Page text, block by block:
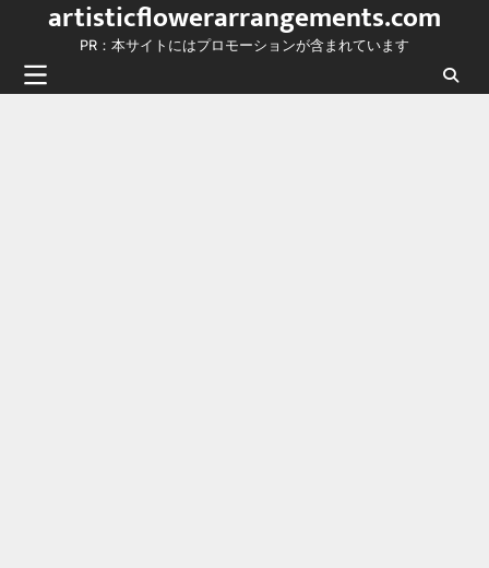
content
artisticflowerarrangements.com
PR：本サイトにはプロモーションが含まれています